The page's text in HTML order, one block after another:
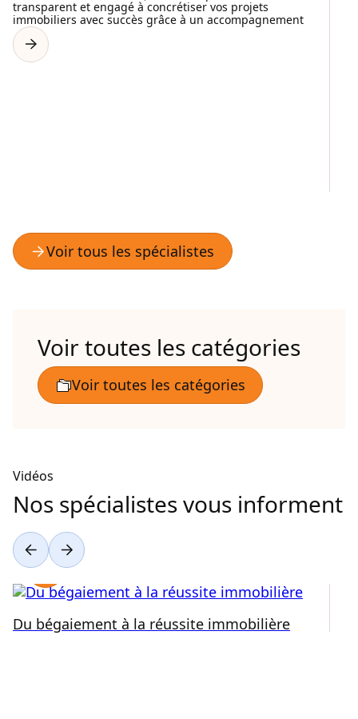
transparent et engagé à concrétiser vos projets
immobiliers avec succès grâce à un accompagnement
Voir toutes les catégories
Vidéos
Nos spécialistes vous informent
Du bégaiement à la réussite immobilière